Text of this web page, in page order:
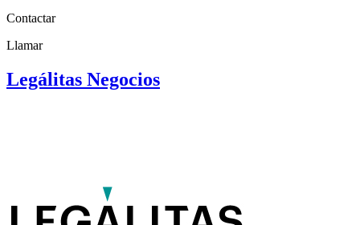
Contactar
Llamar
Legálitas Negocios